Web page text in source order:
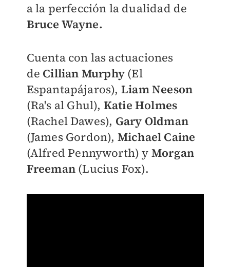
a la perfección la dualidad de
Bruce Wayne.
Cuenta con las actuaciones
de Cillian Murphy(El
Espantapájaros), Liam Neeson
(Ra's al Ghul), Katie Holmes
(Rachel Dawes), Gary Oldman
(JamesGordon), Michael Caine
(Alfred Pennyworth) y Morgan
Freeman(Lucius Fox).